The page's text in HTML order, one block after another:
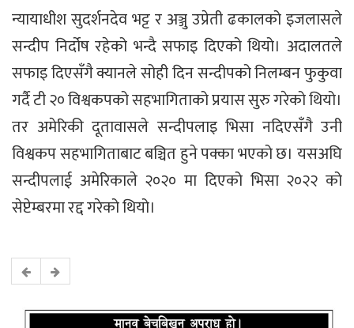
न्यायाधीश सुदर्शनदेव भट्ट र अञ्जु उप्रेती ढकालको इजलासले
सन्दीप निर्दोष रहेको भन्दै सफाइ दिएको थियो। अदालतले
सफाइ दिएसँगै क्यानले सोही दिन सन्दीपको निलम्बन फुकुवा
गर्दै टी २० विश्वकपको सहभागिताको प्रयास सुरु गरेको थियो।
तर अमेरिकी दूतावासले सन्दीपलाइ भिसा नदिएसँगै उनी
विश्वकप सहभागिताबाट बञ्चित हुने पक्का भएको छ। यसअघि
सन्दीपलाई अमेरिकाले २०२० मा दिएको भिसा २०२२ को
सेप्टेम्बरमा रद्द गरेको थियो।